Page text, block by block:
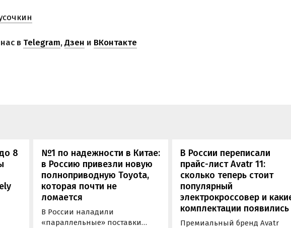
в Telegram,Дзен и ВКонтакте
8
№1 по надежности в Китае:
в Россию привезли новую
полноприводную Toyota,
которая почти не
ломается
В России наладили
«параллельные» поставки
В России переписали
прайс-лист Avatr 11:
сколько теперь стоит
популярный
электрокроссовер и
комплектации появились
Премиальный бренд Avatr